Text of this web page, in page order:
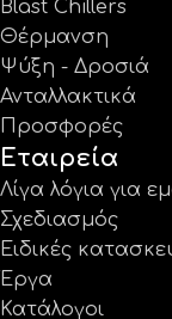
Blast Chillers
Θέρμανση
Ψύξη - Δροσιά
Ανταλλακτικά
Προσφορές
Εταιρεία
Λίγα λόγια για
Σχεδιασμός
Ειδικές
Έργα
Κατάλογοι